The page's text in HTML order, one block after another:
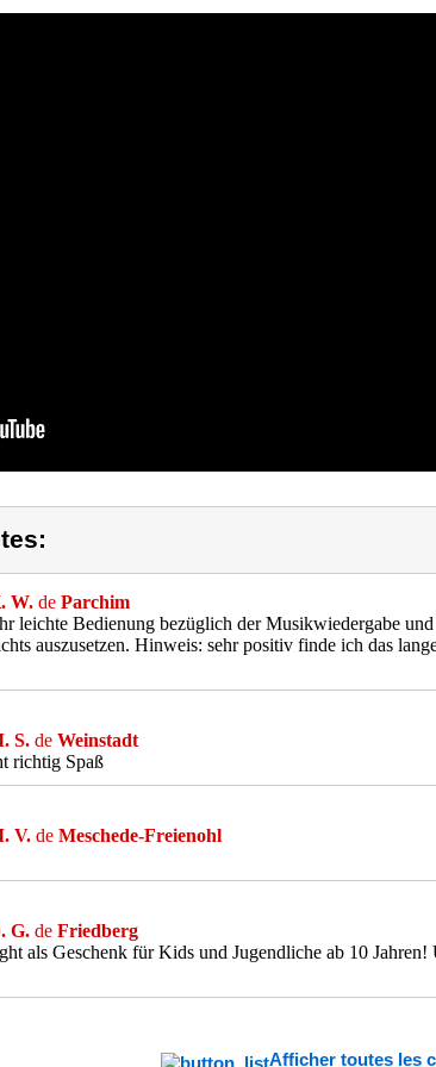
W. de Parchim
leichte Bedienung bezüglich der Musikwiedergabe und
auszusetzen. Hinweis: sehr positiv finde ich das
S. de Weinstadt
richtig Spaß
V. de Meschede-Freienohl
G. de Friedberg
als Geschenk für Kids und Jugendliche ab 10 Jahren!
Afficher toutes les